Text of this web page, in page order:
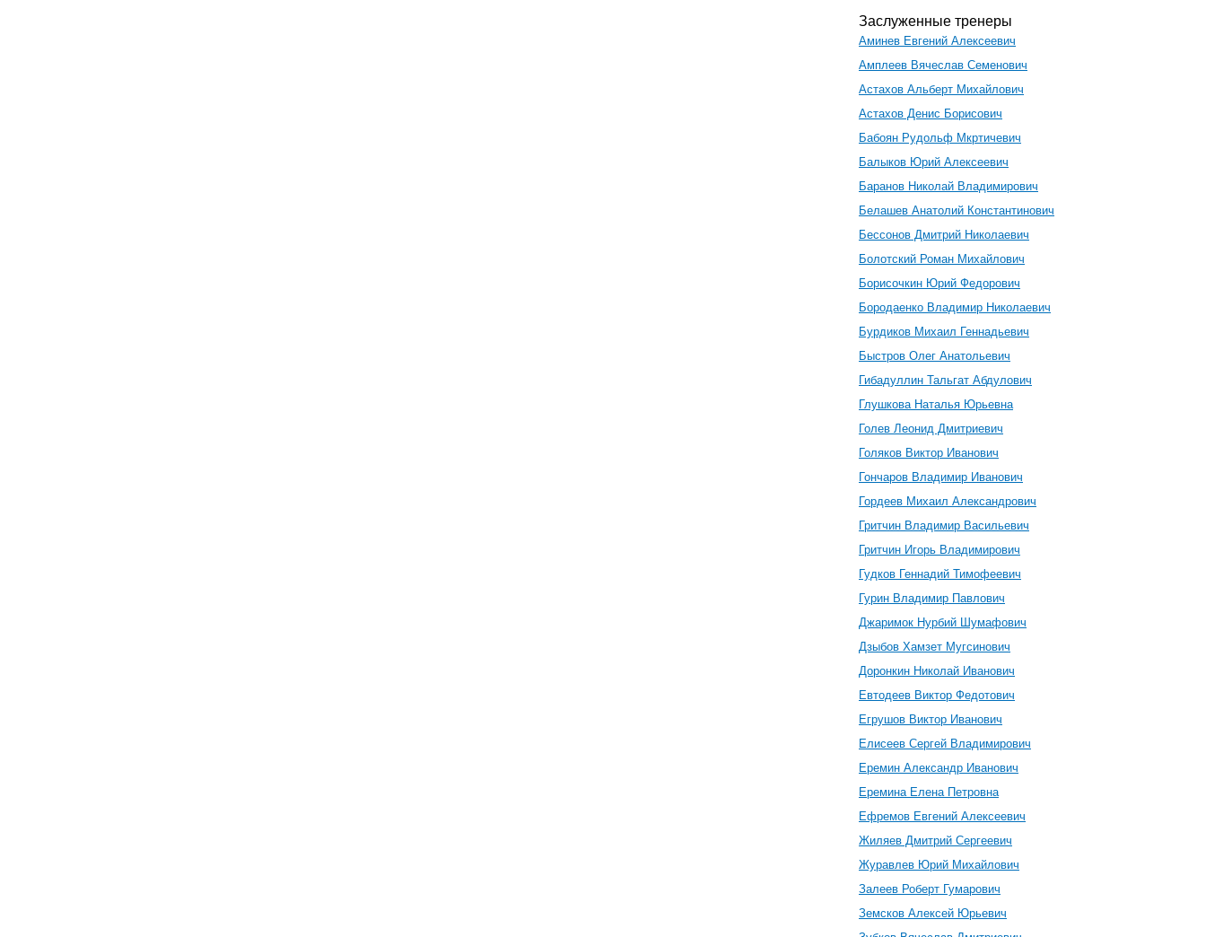
Заслуженные тренеры
Аминев Евгений Алексеевич
Амплеев Вячеслав Семенович
Астахов Альберт Михайлович
Астахов Денис Борисович
Бабоян Рудольф Мкртичевич
Балыков Юрий Алексеевич
Баранов Николай Владимирович
Белашев Анатолий Константинович
Бессонов Дмитрий Николаевич
Болотский Роман Михайлович
Борисочкин Юрий Федорович
Бородаенко Владимир Николаевич
Бурдиков Михаил Геннадьевич
Быстров Олег Анатольевич
Гибадуллин Тальгат Абдулович
Глушкова Наталья Юрьевна
Голев Леонид Дмитриевич
Голяков Виктор Иванович
Гончаров Владимир Иванович
Гордеев Михаил Александрович
Гритчин Владимир Васильевич
Гритчин Игорь Владимирович
Гудков Геннадий Тимофеевич
Гурин Владимир Павлович
Джаримок Нурбий Шумафович
Дзыбов Хамзет Мугсинович
Доронкин Николай Иванович
Евтодеев Виктор Федотович
Егрушов Виктор Иванович
Елисеев Сергей Владимирович
Еремин Александр Иванович
Еремина Елена Петровна
Ефремов Евгений Алексеевич
Жиляев Дмитрий Сергеевич
Журавлев Юрий Михайлович
Залеев Роберт Гумарович
Земсков Алексей Юрьевич